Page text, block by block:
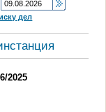
дел
2025